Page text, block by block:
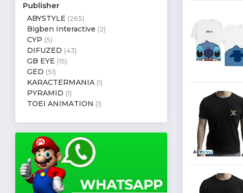
Publisher
ABYSTYLE (265)
Bigben Interactive (2)
CYP (5)
DIFUZED (43)
GB EYE (15)
GED (51)
KARACTERMANIA (1)
PYRAMID (1)
TOEI ANIMATION (1)